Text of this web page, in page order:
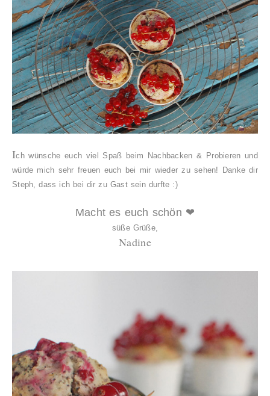
Ich wünsche euch viel Spaß beim Nachbacken & Probieren und
würde mich sehr freuen euch bei mir wieder zu sehen! Danke dir
Steph, dass ich bei dir zu Gast sein durfte :)
Macht es euch schön ❤
süße Grüße,
Nadine